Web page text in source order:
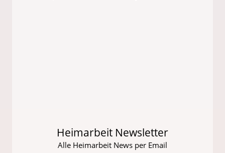
Heimarbeit Newsletter
Alle Heimarbeit News per Email